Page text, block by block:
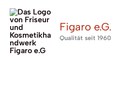
Zum
Inhalt
springen
Figaro e.G.
Qualität seit 1960